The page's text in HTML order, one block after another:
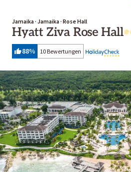
Jamaika · Jamaika · Rose Hall
Hyatt Ziva Rose Hall
88% 10 Bewertungen